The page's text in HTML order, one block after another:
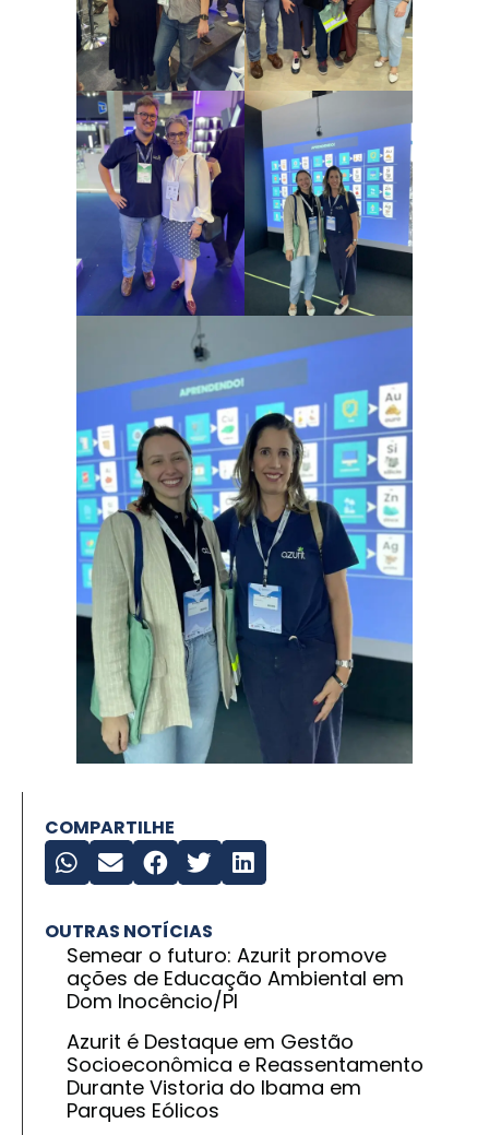
COMPARTILHE
OUTRAS NOTÍCIAS
Semear o futuro: Azurit promove
ações de Educação Ambiental em
Dom Inocêncio/PI
Azurit é Destaque em Gestão
Socioeconômica e Reassentamento
Durante Vistoria do Ibama em
Parques Eólicos